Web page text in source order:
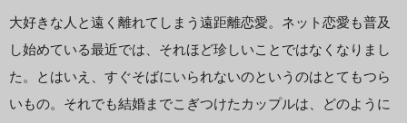
大好きな人と遠く離れてしまう遠距離恋愛。ネット恋愛も普及
し始めている最近では、それほど珍しいことではなくなりまし
た。とはいえ、すぐそばにいられないのというのはとてもつら
いもの。それでも結婚までこぎつけたカップルは、どのように